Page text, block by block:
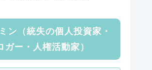
（統失の個人投資家・
ガー・人権活動家）